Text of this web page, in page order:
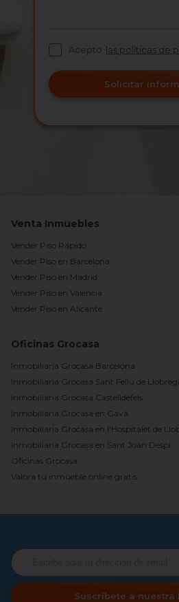
Acepto las políticas de
Solicitar
Venta Inmuebles
Vender Piso Rápido
Vender Piso en Barcelona
Vender Piso en Madrid
Vender Piso en Valencia
Vender Piso en Alicante
Oficinas Grocasa
Inmobiliaria Grocasa Barcelona
Inmobiliaria Grocasa Sant Feliu de
Inmobiliaria Grocasa Castelldefels
Inmobiliaria Grocasa en Gavà
Inmobiliaria Grocasa en l'Hospitalet de
Inmobiliaria Grocasa en Sant Joan Despí
Oficinas Grocasa
Valora tu inmueble online gratis
Suscríbete a nuestra